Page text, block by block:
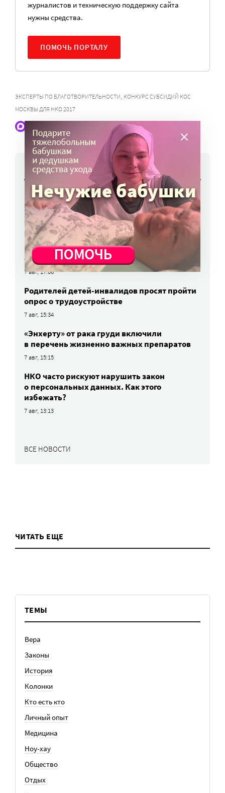
журналистов и техническую поддержку сайта
нужны средства.
ПОМОЧЬ ПОРТАЛУ
ЭКСПЕРТЫ ПО БЛАГОТВОРИТЕЛЬНОСТИ, КОНКУРС СУБСИДИЙ КОС
МОСКВЫ ДЛЯ НКО 2017
Наши статьи и новости в Max. Подпишитесь
НОВОСТИ
Вторая волна клещей ожидается в конце
августа — начале сентября
7 авг, 19:25
Родных, которые могут взять ребенка
из проблемной семьи, предлагают искать
с полицией
7 авг, 17:06
Родителей детей-инвалидов просят пройти
опрос о трудоустройстве
7 авг, 15:34
«Энхерту» от рака груди включили
в перечень жизненно важных препаратов
7 авг, 15:15
НКО часто рискуют нарушить закон
о персональных данных. Как этого
избежать?
7 авг, 13:13
ВСЕ НОВОСТИ
ЧИТАТЬ ЕЩЕ
ТЕМЫ
Вера
Законы
История
Колонки
Кто есть кто
Личный опыт
Медицина
Ноу-хау
Общество
Отдых